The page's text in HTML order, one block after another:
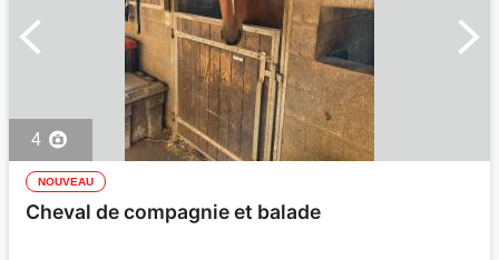
4
NOUVEAU
Cheval de compagnie et balade